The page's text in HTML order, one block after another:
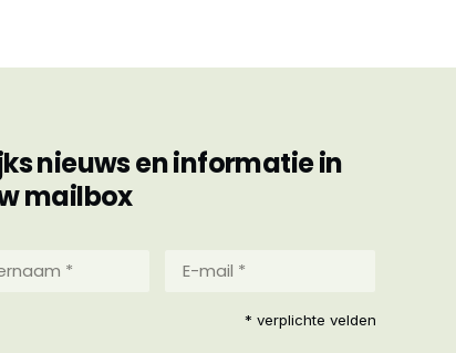
nieuws en informatie in
mailbox
mail
* verplichte velden